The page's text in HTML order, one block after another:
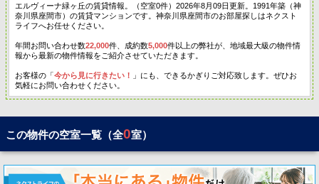
エルヴィーナ緑ヶ丘の賃貸情報。（空室0件）2026年8月09日更新。1991年築（神
奈川県座間市）の賃貸マンションです。神奈川県座間市のお部屋探しはネクスト
ライフへお任せください。
年間お問い合わせ数22,000件、成約数5,000件以上の弊社が、地域最大級の物件情
報から最新の物件情報をご紹介させていただきます。
お客様の「今から見に行きたい！
」にも、できるかぎりご対応致します。ぜひお
気軽にお問い合わせください。
この物件の空室一覧（全0室）